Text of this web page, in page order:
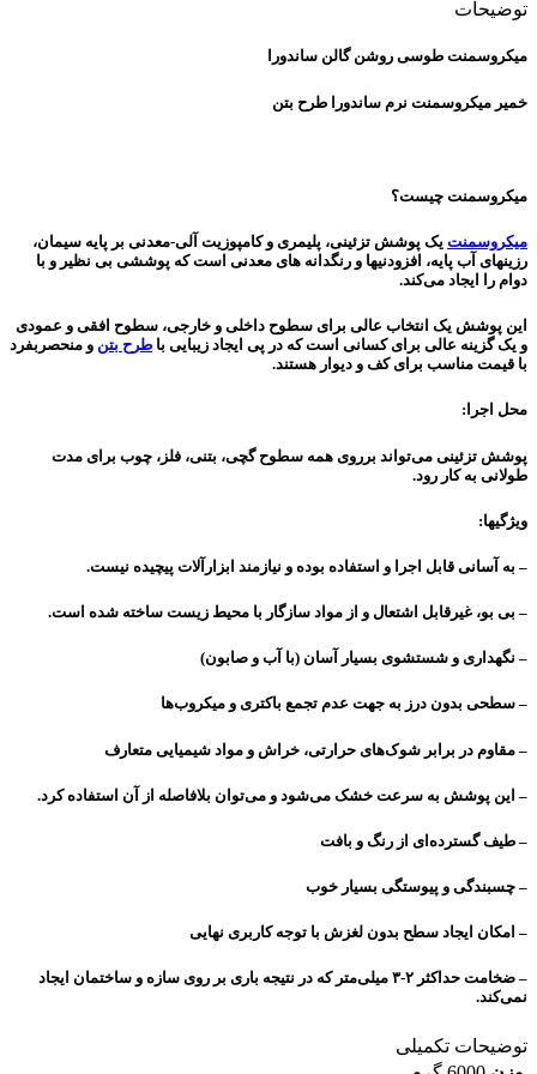
توضیحات
میکروسمنت طوسی روشن گالن ساندورا
خمیر میکروسمنت نرم ساندورا طرح بتن
میکروسمنت چیست؟
میکروسمنت یک پوشش تزئینی، پلیمری و کامپوزیت آلی-معدنی بر پایه سیمان،
رزینهای آب پایه، افزودنیها و رنگدانه های معدنی است که پوششی بی نظیر و با
دوام را ایجاد می‌کند.
این پوشش یک انتخاب عالی برای سطوح داخلی و خارجی، سطوح افقی و عمودی
و یک گزینه عالی برای کسانی است که در پی ایجاد زیبایی با طرح بتن و منحصربفرد
با قیمت مناسب برای کف و دیوار هستند.
محل اجرا:
پوشش تزئینى مى‌تواند برروى همه سطوح گچى، بتنى، فلز، چوب براى مدت
طولانى به کار رود.
ویژگیها:
– به آسانی قابل اجرا و استفاده بوده و نیازمند ابزارآلات پیچیده نیست.
– بی بو، غیرقابل اشتعال و از مواد سازگار با محیط زیست ساخته شده ‌است.
– نگهداری و شستشوی بسیار آسان (با آب و صابون)
– سطحی بدون درز به جهت عدم تجمع باکتری و میکروب‌ها
– مقاوم در برابر شوک‌های حرارتی، خراش و مواد شیمیایی متعارف
– این پوشش به سرعت خشک می‌شود و می‌توان بلافاصله از آن استفاده کرد.
– طیف گسترده‌ای از رنگ و بافت
– چسبندگی و پیوستگی بسیار خوب
– امکان ایجاد سطح بدون لغزش با توجه کاربری نهایی
– ضخامت حداکثر ۲-۳ میلی‌متر که در نتیجه باری بر روی سازه و ساختمان ایجاد
نمی‌کند.
توضیحات تکمیلی